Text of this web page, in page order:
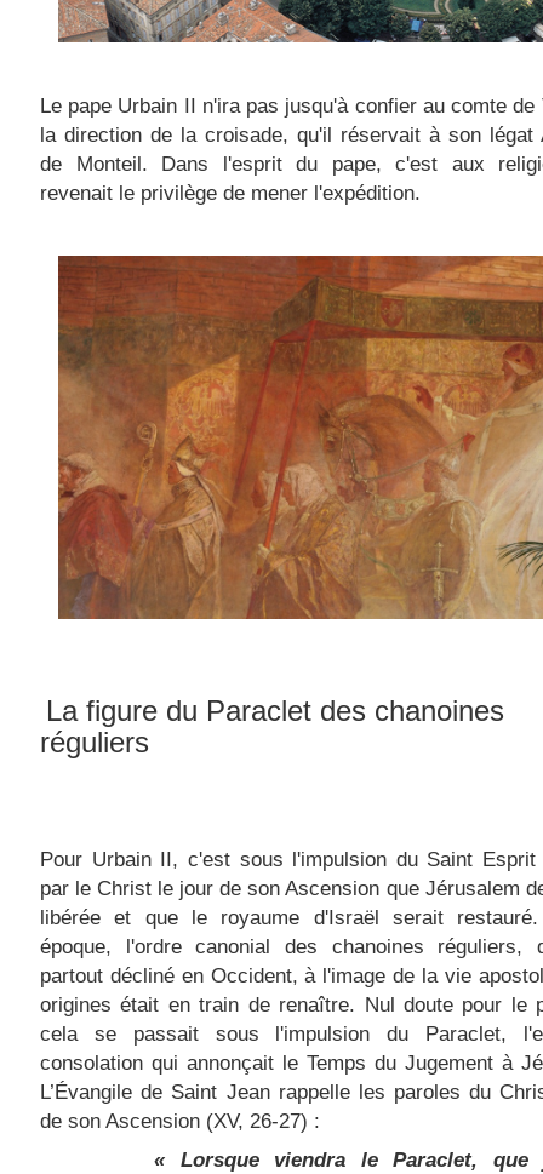
Le pape Urbain II n'ira pas jusqu'à confier au comte de
la direction de la croisade, qu'il réservait à son légat
de Monteil. Dans l'esprit du pape, c'est aux
revenait le privilège de mener l'expédition.
La figure du Paraclet des chanoines
réguliers
Pour Urbain II, c'est sous l'impulsion du Saint Esprit
par le Christ le jour de son Ascension que Jérusalem
libérée et que le royaume d'Israël serait
époque, l'ordre canonial des chanoines réguliers,
partout décliné en Occident, à l'image de la vie
origines était en train de renaître. Nul doute pour le
cela se passait sous l'impulsion du Paraclet,
consolation qui annonçait le Temps du Jugement à
L’Évangile de Saint Jean rappelle les paroles du
de son Ascension (XV, 26-27) :
« Lorsque viendra leParaclet, que